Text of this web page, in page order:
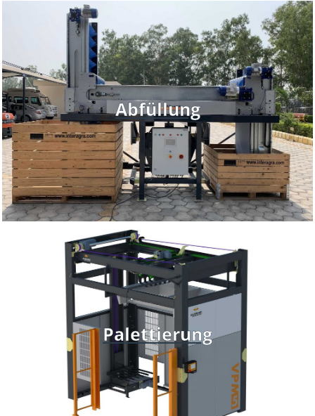
Abfüllung
Palettierung